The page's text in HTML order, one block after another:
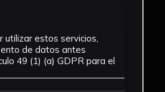
utilizar estos servicios,
de datos antes
49 (1) (a) GDPR para el